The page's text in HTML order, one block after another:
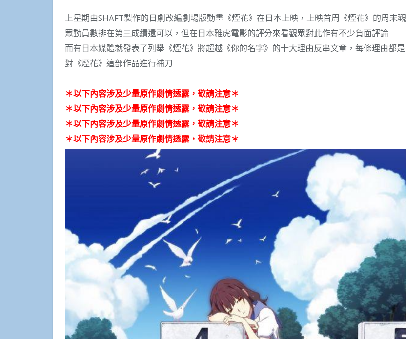
上星期由SHAFT製作的日劇改編劇場版動畫《煙花》在日本上映，上映首周《煙花》的周末觀
眾動員數排在第三成績還可以，但在日本雅虎電影的評分來看觀眾對此作有不少負面評論
而有日本媒體就發表了列舉《煙花》將超越《你的名字》的十大理由反串文章，每條理由都是
對《煙花》這部作品進行補刀
＊以下內容涉及少量原作劇情透露，敬請注意＊
＊以下內容涉及少量原作劇情透露，敬請注意＊
＊以下內容涉及少量原作劇情透露，敬請注意＊
＊以下內容涉及少量原作劇情透露，敬請注意＊